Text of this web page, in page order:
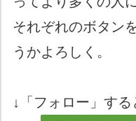
それぞれのボタン
うかよろしく。
↓「フォロー」す